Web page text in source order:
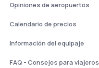
Opiniones de aeropuertos
Calendario de precios
Información del equipaje
FAQ - Consejos para viajeros